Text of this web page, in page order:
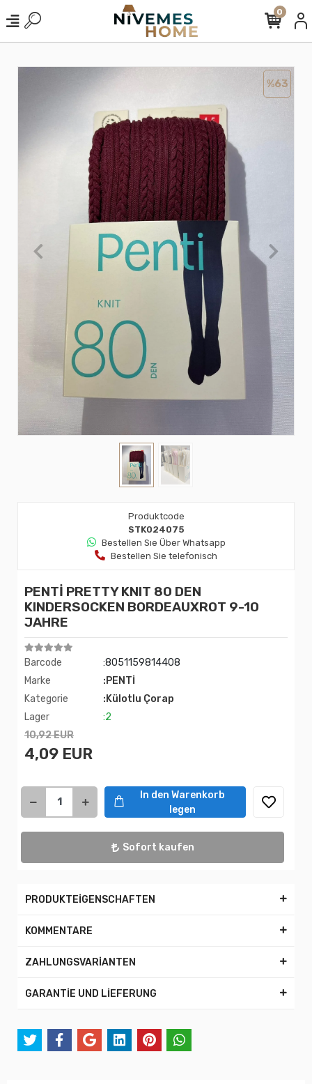
0
%63
Produktcode
STK024075
Bestellen Sıe Über Whatsapp
Bestellen Sie telefonisch
PENTİ PRETTY KNIT 80 DEN
KINDERSOCKEN BORDEAUXROT 9-10
JAHRE
Barcode
:8051159814408
Marke
:PENTİ
Kategorie
:Külotlu Çorap
Lager
:2
10,92 EUR
4,09 EUR
In den Warenkorb
legen
Sofort kaufen
PRODUKTEİGENSCHAFTEN
KOMMENTARE
ZAHLUNGSVARİANTEN
GARANTİE UND LİEFERUNG